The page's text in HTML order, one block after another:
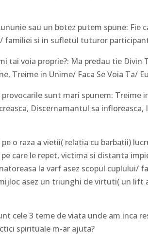
sau un botez putem spune: Fie ca
familiei si in sufletul tuturor
proprie?: Ma predau tie Divin
Treime in Unime/ Faca Se Voia Ta/
sunt mari spunem: Treime in
Discernamantul sa
a vietii( relatia cu barbatii)
care le repet, victima si distanta
la varf asez scopul cuplului/
asez un triunghi de virtuti( un lift
3 teme de viata unde am inca
spirituale m-ar ajuta?